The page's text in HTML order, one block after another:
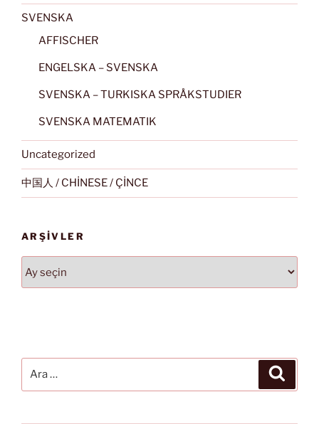
SVENSKA
AFFISCHER
ENGELSKA – SVENSKA
SVENSKA – TURKISKA SPRÅKSTUDIER
SVENSKA MATEMATIK
Uncategorized
中国人 / CHİNESE / ÇİNCE
ARŞIVLER